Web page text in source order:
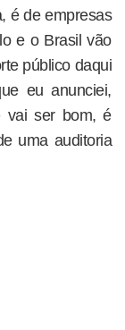
é de empresas
e o Brasil vão
público daqui
eu anunciei,
vai ser bom, é
uma auditoria